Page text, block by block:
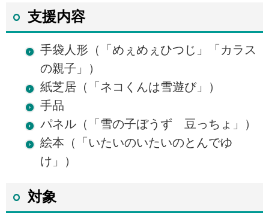
支援内容
手袋人形（「めぇめぇひつじ」「カラス
の親子」）
紙芝居（「ネコくんは雪遊び」）
手品
パネル（「雪の子ぼうず 豆っちょ」）
絵本（「いたいのいたいのとんでゆ
け」）
対象